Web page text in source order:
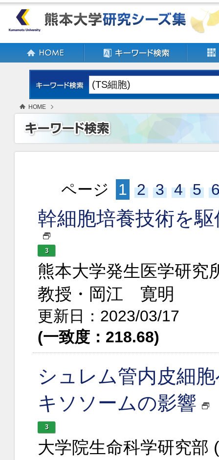
HOME
ページ 1 2 3 4 5
幹細胞培養技術を
3
熊本大学発生医学研究
教授・岡江 寛明
更新日：2023/03/17
(一致度：218.68)
シュレム管内皮細
キソソームの影響
3
大学院生命科学研究